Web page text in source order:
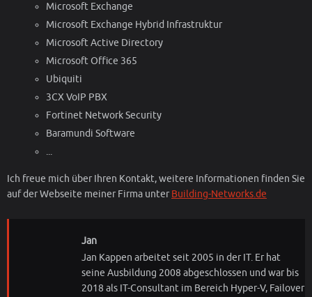
Microsoft Exchange
Microsoft Exchange Hybrid Infrastruktur
Microsoft Active Directory
Microsoft Office 365
Ubiquiti
3CX VoIP PBX
Fortinet Network Security
Baramundi Software
...
Ich freue mich über Ihren Kontakt, weitere Informationen finden Sie
auf der Webseite meiner Firma unter Building-Networks.de
Jan
Jan Kappen arbeitet seit 2005 in der IT. Er hat
seine Ausbildung 2008 abgeschlossen und war bis
2018 als IT-Consultant im Bereich Hyper-V, Failover